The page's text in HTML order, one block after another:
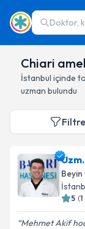
Doktor,
Chiari
İstanbul içinde
uzman bulundu
5 (1
Mehmet Akif